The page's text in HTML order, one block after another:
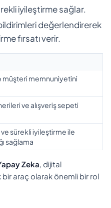
iyileştirme sağlar.
değerlendirerek
fırsatı verir.
müşteri memnuniyetini
ve alışveriş sepeti
sürekli iyileştirme ile
sağlama
Zeka, dijital
araç olarak önemli bir rol